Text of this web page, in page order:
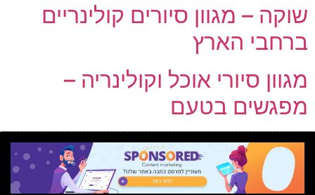
שוקה – מגוון סיורים קולינריים
ברחבי הארץ
מגוון סיורי אוכל וקולינריה –
מפגשים בטעם